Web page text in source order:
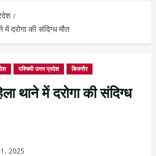
दरोगा की संदिग्ध मौत
पश्चिमी उत्तर प्रदेश बिजनौर
थाने में दरोगा की संदिग्ध
2025